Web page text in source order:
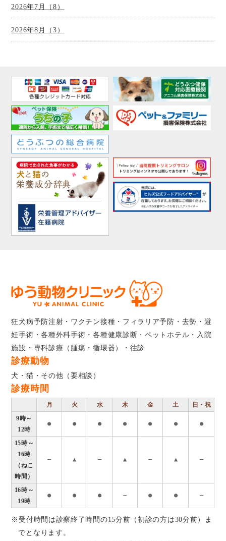
2026年7月（8）
2026年8月（3）
狂犬病予防注射・ワクチン接種・フィラリア予防・去勢・避
妊手術・各種外科手術・各種健康診断・ペットホテル・入院
施設・専科診療（腫瘍・循環器）・往診
診療動物
犬・猫・その他（要相談）
診療時間
月 火 水 木 金 土
日・祝
9時～
12時
● ● ● ● ● ● ●
15時～
16時
（ねこ
時間）
― ▲ ― ▲ ― ▲ ―
16時～
19時
● ● ● ― ● ● ―
※受付時間は診察終了時間の15分前（初診の方は30分前）ま
でとなります。